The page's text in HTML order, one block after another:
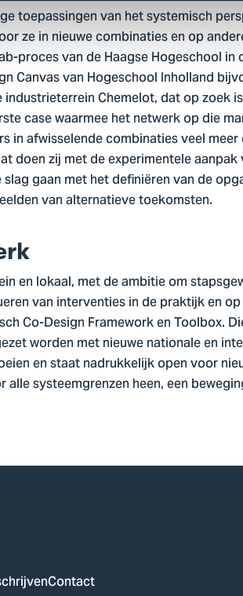
toepassingen van het systemisch
ze in nieuwe combinaties en op
proces van de Haagse Hogeschool
Canvas van Hogeschool Inholland
Chemelot, dat op zoek
case waarmee het netwerk op die
in afwisselende combinaties veel
doen zij met de experimentele
gaan met het definiëren van de
van alternatieve toekomsten.
en lokaal, met de ambitie om
van interventies in de praktijk en
Co-Design Framework en Toolbox.
worden met nieuwe nationale en
en staat nadrukkelijk open voor
systeemgrenzen heen, een
Contact